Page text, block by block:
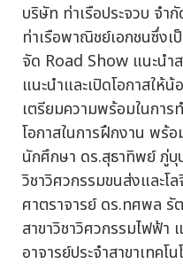
บริษัท ท่าเรือประจวบ จำ
ท่าเรือพาณิชย์เอกชนซึ่ง
จัด Road Show แนะนำ
แนะนำและเปิดโอกาสให้
เตรียมความพร้อมในกา
โอกาสในการฝึกงาน พร้
นักศึกษา ดร.สุธาทิพย์ ภู่บุ
วิชาวิศวกรรมขนส่งและโ
ศาตราจารย์ ดร.ทศพล รั
สาขาวิชาวิศวกรรมไฟฟ้า
อาจารย์ประจำสาขาเทคโ